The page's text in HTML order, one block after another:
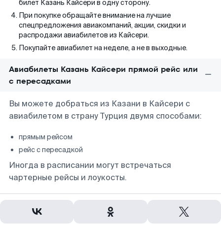
билет Казань Кайсери в одну сторону.
При покупке обращайте внимание на лучшие
спецпредложения авиакомпаний, акции, скидки и
распродажи авиабилетов из Кайсери.
Покупайте авиабилет на неделе, а не в выходные.
Авиабилеты Казань Кайсери прямой рейс или
с пересадками
Вы можете добраться из Казани в Кайсери с
авиабилетом в страну Турция двумя способами:
прямым рейсом
рейс с пересадкой
Иногда в расписании могут встречаться
чартерные рейсы и лоукосты.